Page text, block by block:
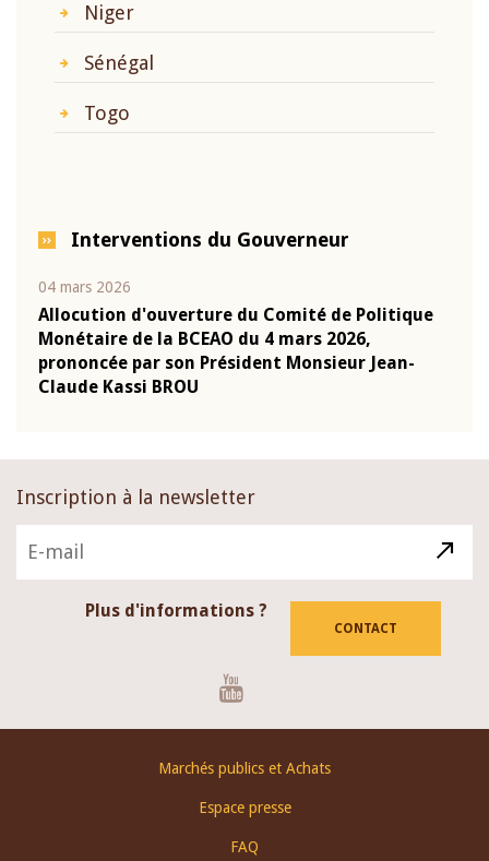
Niger
Sénégal
Togo
Interventions du Gouverneur
04 mars 2026
Allocution d'ouverture du Comité de Politique
Monétaire de la BCEAO du 4 mars 2026,
prononcée par son Président Monsieur Jean-
Claude Kassi BROU
Inscription à la newsletter
Plus d'informations ?
CONTACT
Marchés publics et Achats
Espace presse
FAQ